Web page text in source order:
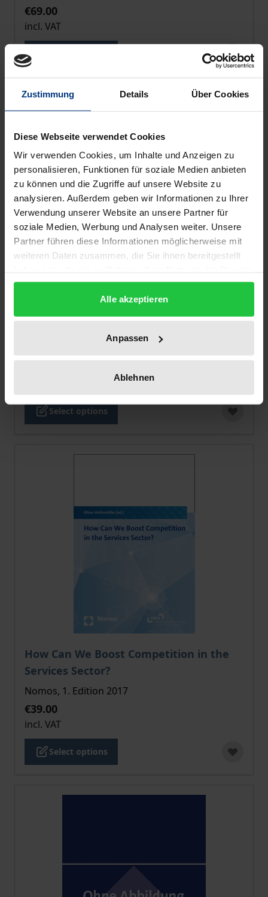
Zustimmung Details Über Cookies
Diese Webseite verwendet Cookies
Wir verwenden Cookies, um Inhalte und Anzeigen zu
personalisieren, Funktionen für soziale Medien anbieten
zu können und die Zugriffe auf unsere Website zu
analysieren. Außerdem geben wir Informationen zu Ihrer
Verwendung unserer Website an unsere Partner für
soziale Medien, Werbung und Analysen weiter. Unsere
Partner führen diese Informationen möglicherweise mit
weiteren Daten zusammen, die Sie ihnen bereitgestellt
gesammelt haben.
Alle akzeptieren
Anpassen
Ablehnen
€69.00
incl. VAT
Generationengerechtigkeit als
Ordnungsprinzip für die
Select options
How Can We Boost Competition in the
Services Sector?
The price depends on the options chosen on the
Nomos, 1. Edition 2017
€39.00
incl. VAT
Select options